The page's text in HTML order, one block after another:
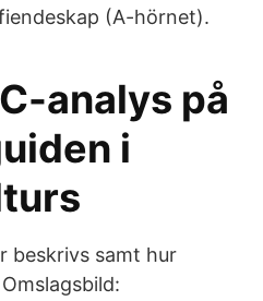
(A-hörnet).
analys på
i
beskrivs samt hur